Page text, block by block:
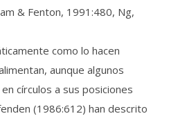
& Fenton, 1991:480, Ng,
como lo hacen
aunque algunos
círculos a sus posiciones
(1986:612) han descrito